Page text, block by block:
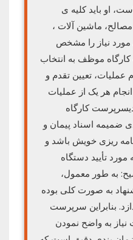
او باید کلیه ی
ماشین آلات ،
مورد نیاز را مشخص
کارگاه موظف به انتخاب
عملیات، تعیین تقدم و
هر یک از عملیات
بندیسرپرست کارگاه
ضمیمه اسناد پیمان و
ریزی خویش باشد و
تأیید دستگاه
به طور معمول،
به صورت کلی بوده
بنابراین سرپرست
نیاز به واضح نمودن